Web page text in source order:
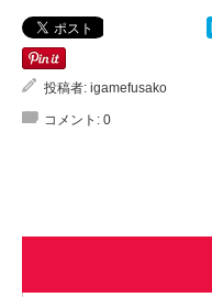
投稿者: igamefusako
コメント: 0